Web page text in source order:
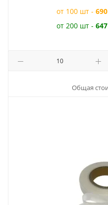
от 100 шт -
от 200 шт -
Общая